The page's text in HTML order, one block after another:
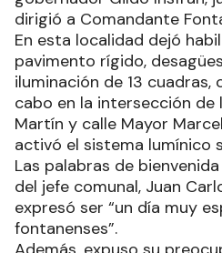
dirigió a Comandante
En esta localidad dejó
pavimento rígido,
iluminación de 13 cuadras,
cabo en la intersección de
Martín y calle Mayor
activó el sistema lumínico
Las palabras de
del jefe comunal, Juan
expresó ser “un día muy
fontanenses”.